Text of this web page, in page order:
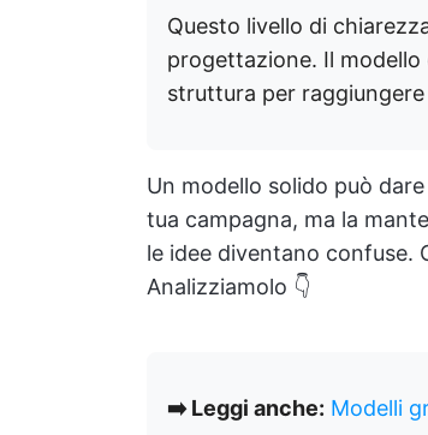
Questo livello di
progettazione. Il
struttura per
Un modello solido può
tua campagna, ma la
le idee diventano confuse.
Analizziamolo 👇
➡️ Leggi anche: Modelli